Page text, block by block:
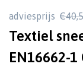
adviesprijs
Textiel
EN16662-